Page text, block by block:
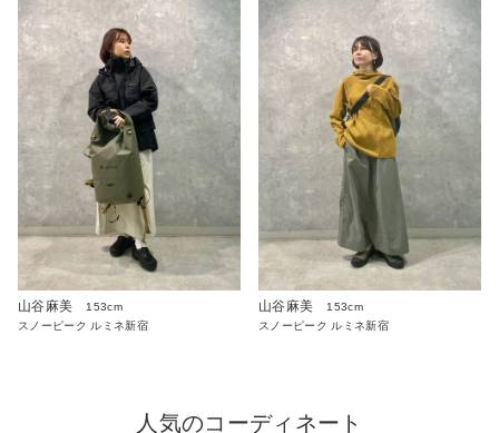
山谷麻美
153cm
スノーピーク ルミネ新宿
山谷麻美
153cm
スノーピーク ルミネ新宿
人気のコーディネート